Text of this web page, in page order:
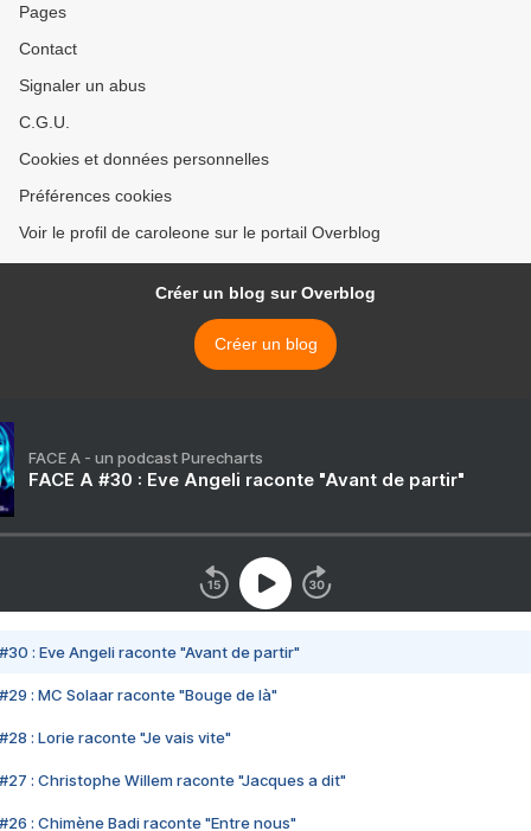
Pages
Contact
Signaler un abus
C.G.U.
Cookies et données personnelles
Préférences cookies
Voir le profil de caroleone sur le portail Overblog
Créer un blog sur Overblog
Créer un blog
FACE A - un podcast Purecharts
FACE A #30 : Eve Angeli raconte "Avant de partir"
#30 : Eve Angeli raconte "Avant de partir"
#29 : MC Solaar raconte "Bouge de là"
#28 : Lorie raconte "Je vais vite"
#27 : Christophe Willem raconte "Jacques a dit"
#26 : Chimène Badi raconte "Entre nous"